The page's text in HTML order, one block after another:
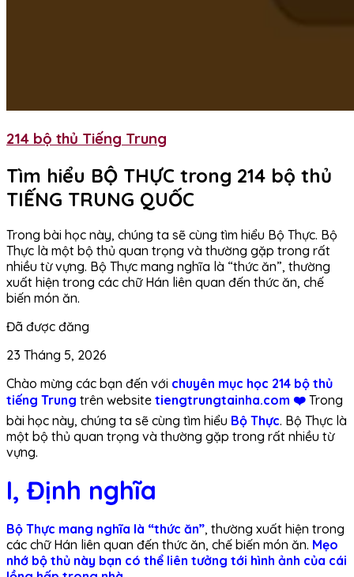
214 bộ thủ Tiếng Trung
Tìm hiểu BỘ THỰC trong 214 bộ thủ
TIẾNG TRUNG QUỐC
Trong bài học này, chúng ta sẽ cùng tìm hiểu Bộ Thực. Bộ
Thực là một bộ thủ quan trọng và thường gặp trong rất
nhiều từ vựng. Bộ Thực mang nghĩa là “thức ăn”, thường
xuất hiện trong các chữ Hán liên quan đến thức ăn, chế
biến món ăn.
Đã được đăng
23 Tháng 5, 2026
Chào mừng các bạn đến với chuyên mục học 214 bộ thủ
tiếng Trung trên website tiengtrungtainha.com ❤️ Trong
bài học này, chúng ta sẽ cùng tìm hiểu Bộ Thực. Bộ Thực là
một bộ thủ quan trọng và thường gặp trong rất nhiều từ
vựng.
I, Định nghĩa
Bộ Thực mang nghĩa là “thức ăn”, thường xuất hiện trong
các chữ Hán liên quan đến thức ăn, chế biến món ăn. Mẹo
nhớ bộ thủ này bạn có thể liên tưởng tới hình ảnh của cái